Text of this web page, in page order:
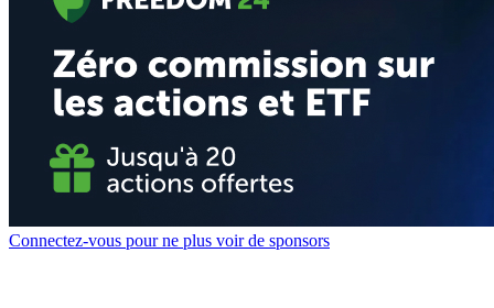
Connectez-vous pour ne plus voir de sponsors